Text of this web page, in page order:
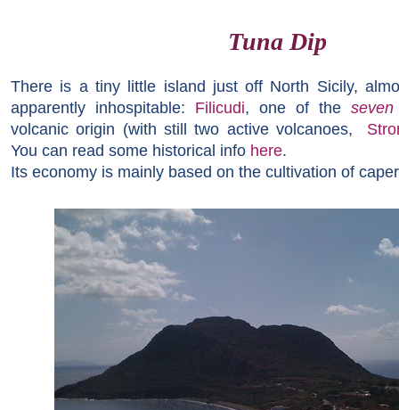
Tuna Dip
There is a tiny little island just off North Sicily,
apparently inhospitable: Filicudi, one of the seven
volcanic origin (with still two active volcanoes,
You can read some historical info here.
Its economy is mainly based on the cultivation of